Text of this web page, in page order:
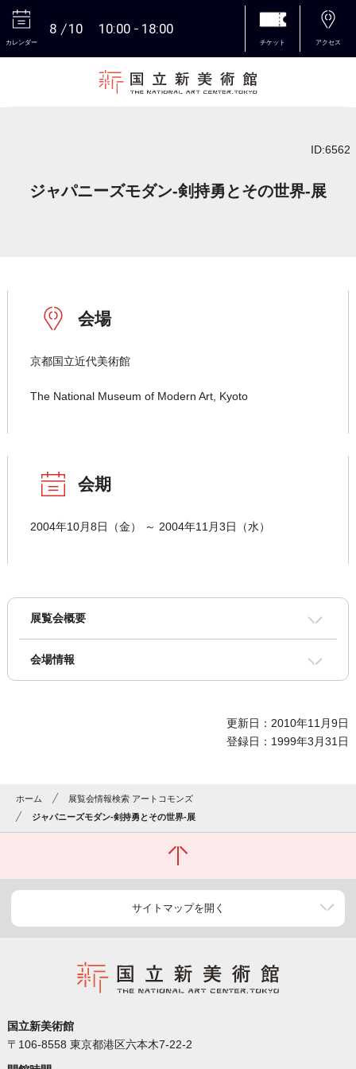
カレンダー
8 10 10:00 18:00
チケット アクセス
ID:6562
ジャパニーズモダン-剣持勇とその世界-展
会場
京都国立近代美術館
The National Museum of Modern Art, Kyoto
会期
2004年10月8日（金） ～ 2004年11月3日（水）
展覧会概要
会場情報
更新日：2010年11月9日
登録日：1999年3月31日
ホーム
展覧会情報検索 アートコモンズ
ジャパニーズモダン-剣持勇とその世界-展
サイトマップを開く
国立新美術館
〒106-8558 東京都港区六本木7-22-2